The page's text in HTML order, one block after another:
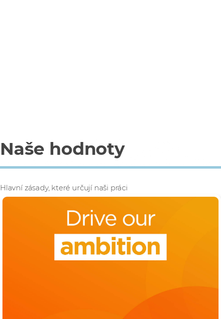
Naše hodnoty
Hlavní zásady, které určují naši práci